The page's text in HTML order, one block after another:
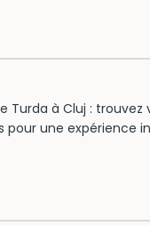
Turda à Cluj :
pour une expérience